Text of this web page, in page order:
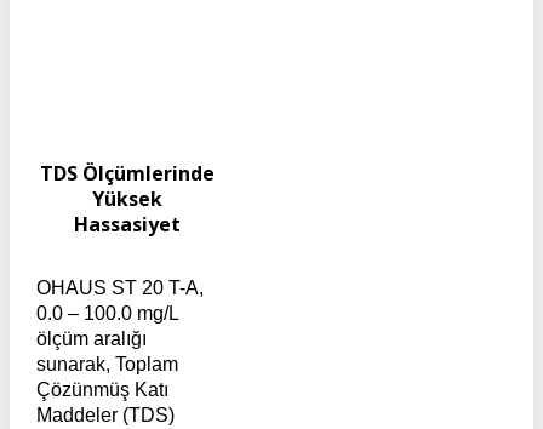
TDS Ölçümlerinde
Yüksek
Hassasiyet
OHAUS ST 20 T-A,
0.0 – 100.0 mg/L
ölçüm aralığı
sunarak, Toplam
Çözünmüş Katı
Maddeler (TDS)